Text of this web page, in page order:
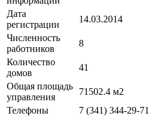
Дата
регистрации
14.03.2014
Численность
работников
8
Количество
домов
41
Общая площадь
управления
71502.4 м2
Телефоны
7 (341) 344-29-71